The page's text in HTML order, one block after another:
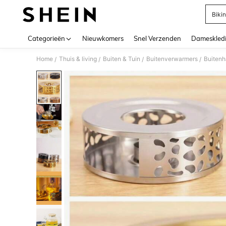
Categorieën Nieuwkomers Snel Verzenden
Home / Thuis & living / Buiten & Tuin / Buitenverwarmers /